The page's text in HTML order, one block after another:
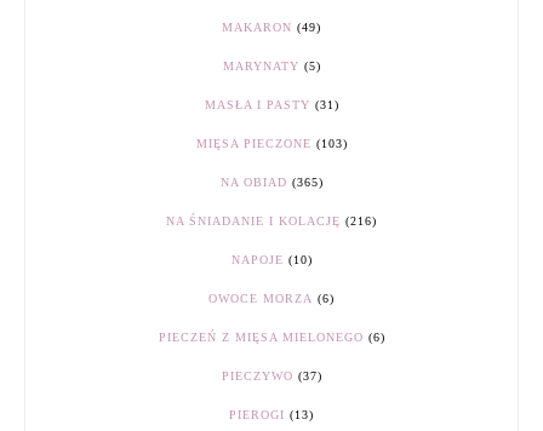
MAKARON (49)
MARYNATY (5)
MASŁA I PASTY (31)
MIĘSA PIECZONE (103)
NA OBIAD (365)
NA ŚNIADANIE I KOLACJĘ (216)
NAPOJE (10)
OWOCE MORZA (6)
PIECZEŃ Z MIĘSA MIELONEGO (6)
PIECZYWO (37)
PIEROGI (13)